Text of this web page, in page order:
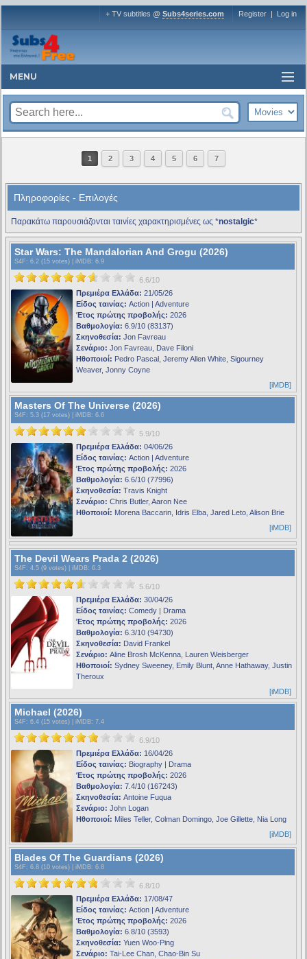
+ TV subtitles @ Subs4series.com Register | Log in
MENU
1 2 3 4 5 6 7
Πληροφορίες - Επιλογές
Παρακάτω παρουσιάζονται ταινίες χαρακτηρισμένες ως *nostalgic*
Star Wars: The Mandalorian And Grogu (2026)
S4F : 6.2 (15 votes) | iMDB: 6.9
6.6/10
Πρεμιέρα Ελλάδα: 21/05/26
Είδος ταινίας: Action | Adventure
Έτος πρώτης προβολής: 2026
Βαθμολογία: 6.9/10 (83137)
Σκηνοθεσία: Jon Favreau
Σενάριο: Jon Favreau, Dave Filoni
Ηθοποιοί: Pedro Pascal, Jeremy Allen White, Sigourney
Weaver, Jonny Coyne
[iMDB]
Masters Of The Universe (2026)
S4F : 5.3 (17 votes) | iMDB: 6.6
5.9/10
Πρεμιέρα Ελλάδα: 04/06/26
Είδος ταινίας: Action | Adventure
Έτος πρώτης προβολής: 2026
Βαθμολογία: 6.6/10 (77996)
Σκηνοθεσία: Travis Knight
Σενάριο: Chris Butler, Aaron Nee
Ηθοποιοί: Morena Baccarin, Idris Elba, Jared Leto, Alison Brie
[iMDB]
The Devil Wears Prada 2 (2026)
S4F : 4.5 (9 votes) | iMDB: 6.3
5.6/10
Πρεμιέρα Ελλάδα: 30/04/26
Είδος ταινίας: Comedy | Drama
Έτος πρώτης προβολής: 2026
Βαθμολογία: 6.3/10 (94730)
Σκηνοθεσία: David Frankel
Σενάριο: Aline Brosh McKenna, Lauren Weisberger
Ηθοποιοί: Sydney Sweeney, Emily Blunt, Anne Hathaway, Justin
Theroux
[iMDB]
Michael (2026)
S4F : 6.4 (15 votes) | iMDB: 7.4
6.9/10
Πρεμιέρα Ελλάδα: 16/04/26
Είδος ταινίας: Biography | Drama
Έτος πρώτης προβολής: 2026
Βαθμολογία: 7.4/10 (167243)
Σκηνοθεσία: Antoine Fuqua
Σενάριο: John Logan
Ηθοποιοί: Miles Teller, Colman Domingo, Joe Gillette, Nia Long
[iMDB]
Blades Of The Guardians (2026)
S4F : 6.8 (10 votes) | iMDB: 6.8
6.8/10
Πρεμιέρα Ελλάδα: 17/08/47
Είδος ταινίας: Action | Adventure
Έτος πρώτης προβολής: 2026
Βαθμολογία: 6.8/10 (3593)
Σκηνοθεσία: Yuen Woo-Ping
Σενάριο: Tai-Lee Chan, Chao-Bin Su